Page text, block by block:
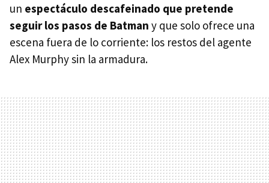
un espectáculo descafeinado que pretende
seguir los pasos de Batman y que solo ofrece una
escena fuera de lo corriente: los restos del agente
Alex Murphy sin la armadura.